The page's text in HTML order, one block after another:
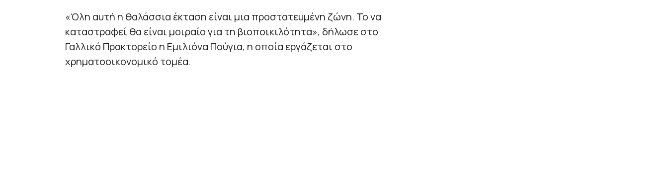
«Όλη αυτή η θαλάσσια έκταση είναι μια προστατευμένη ζώνη. Το να
καταστραφεί θα είναι μοιραίο για τη βιοποικιλότητα», δήλωσε στο
Γαλλικό Πρακτορείο η Εμιλιόνα Πούγια, η οποία εργάζεται στο
χρηματοοικονομικό τομέα.